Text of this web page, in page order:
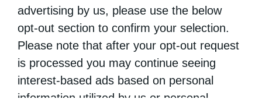
advertising by us, please use the below
opt-out section to confirm your selection.
Please note that after your opt-out request
is processed you may continue seeing
interest-based ads based on personal
Γράφει ο Μ. Γ. Βαρβούνης: Υλικοί παράγοντες
στην παραδοσιακή ελληνική θρησκευτικότητα
Γράφει ο Μ. Γ. ΒΑΡΒΟΥΝΗΣ Καθηγητής